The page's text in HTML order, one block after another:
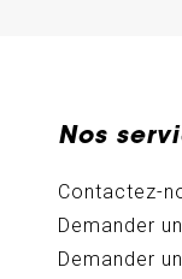
Nos
Contactez-
Demander
Demander